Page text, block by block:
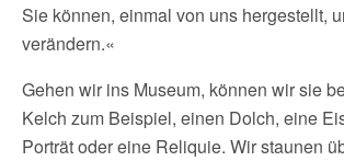
Sie können, einmal von uns hergestellt,
verändern.«
Gehen wir ins Museum, können wir sie
Kelch zum Beispiel, einen Dolch, eine
Porträt oder eine Reliquie. Wir staunen